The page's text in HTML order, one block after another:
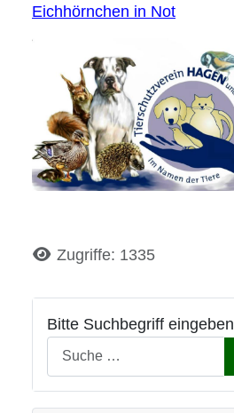
Bitte Suchbegriff eingeben
Eichhörnchen in Not
DetailsZugriffe: 1335